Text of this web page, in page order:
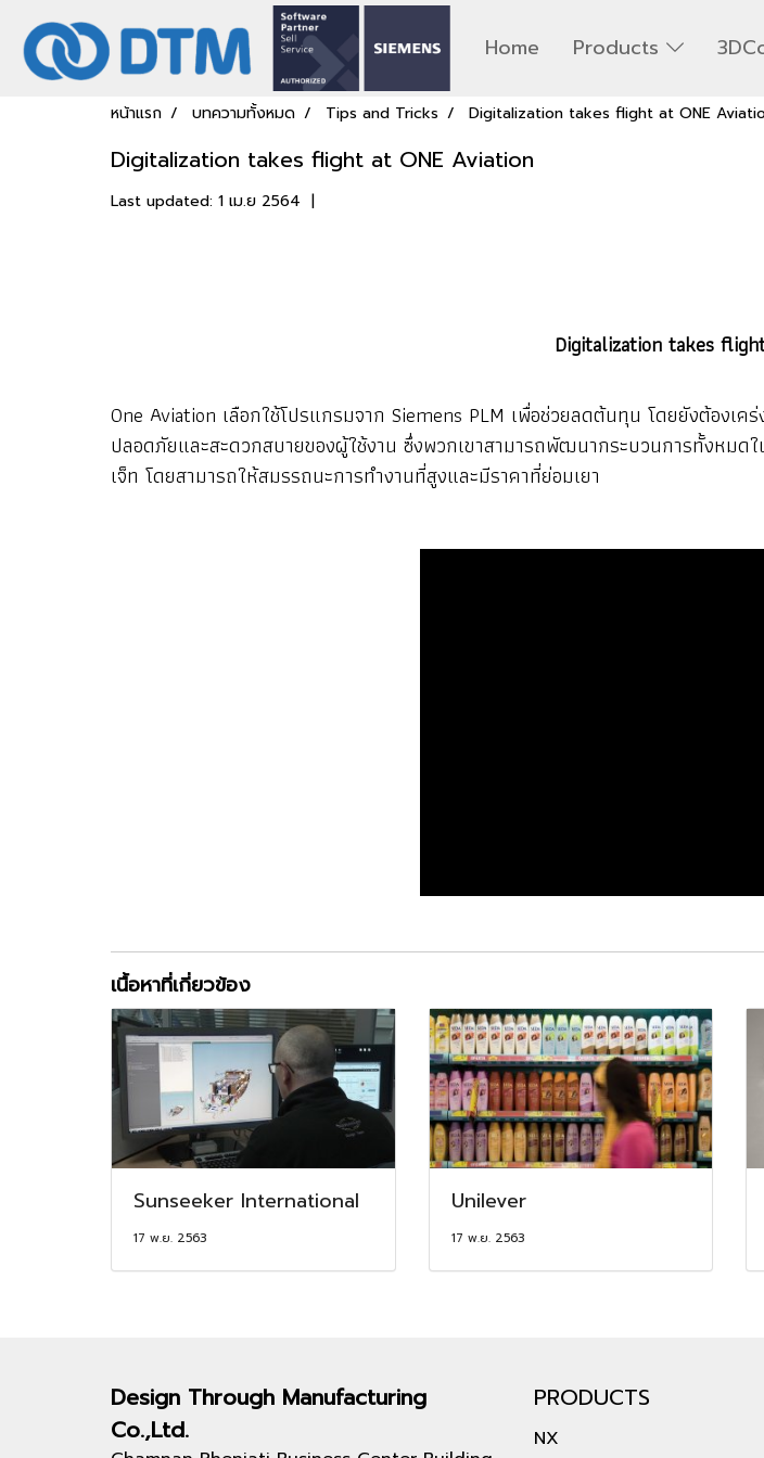
Home Products
หน้าแรก บทความทั้งหมด Tips and Tricks Digitalization takes flight at ONE
Digitalization takes flight at ONE Aviation
Last updated: 1 เม.ย 2564 |
Digitalization takes
One Aviation เลือกใช้โปรแกรมจาก Siemens PLM เพื่อช่วยลดต้นทุน โดยยังต้อง
ปลอดภัยและสะดวกสบายของผู้ใช้งาน ซึ่งพวกเขาสามารถพัฒนากระบวนการทั้งหม
เจ็ท โดยสามารถให้สมรรถนะการทำงานที่สูงและมีราคาที่ย่อมเยา
เนื้อหาที่เกี่ยวข้อง
Sunseeker International
17 พ.ย. 2563
Unilever
17 พ.ย. 2563
Design Through Manufacturing
Co.,Ltd.
PRODUCTS
NX